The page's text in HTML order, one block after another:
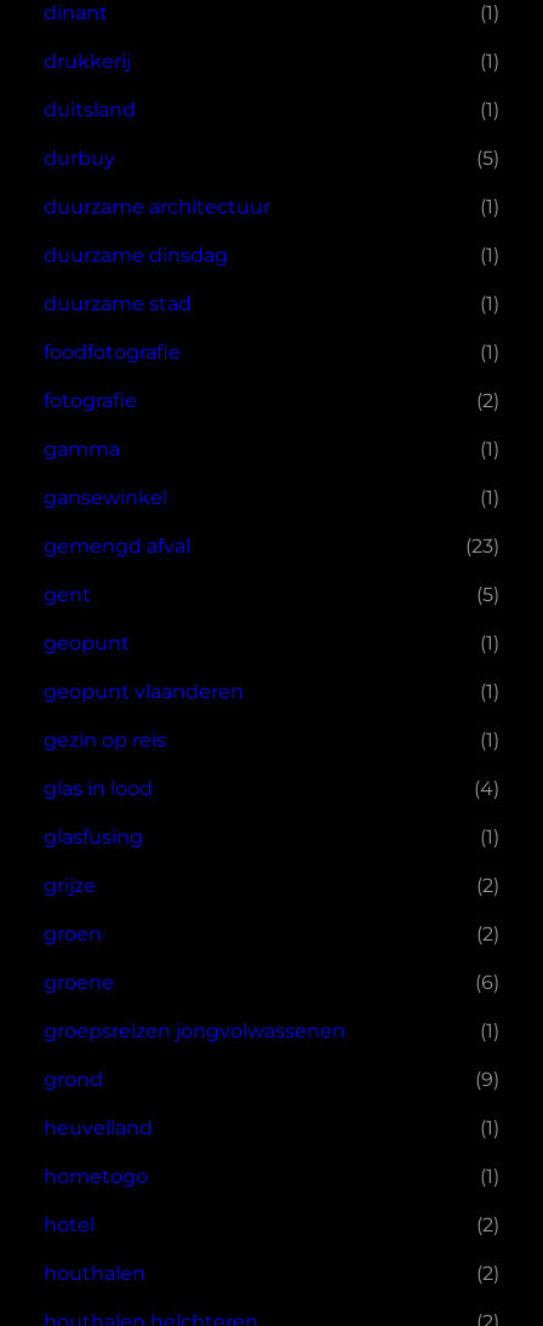
dinant (1)
drukkerij (1)
duitsland (1)
durbuy (5)
duurzame architectuur (1)
duurzame dinsdag (1)
duurzame stad (1)
foodfotografie (1)
fotografie (2)
gamma (1)
gansewinkel (1)
gemengd afval (23)
gent (5)
geopunt (1)
geopunt vlaanderen (1)
gezin op reis (1)
glas in lood (4)
glasfusing (1)
grijze (2)
groen (2)
groene (6)
groepsreizen jongvolwassenen (1)
grond (9)
heuvelland (1)
hometogo (1)
hotel (2)
houthalen (2)